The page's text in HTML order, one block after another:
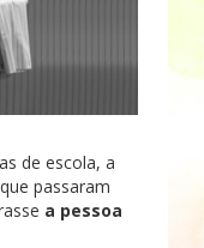
de escola, a
passaram
a pessoa